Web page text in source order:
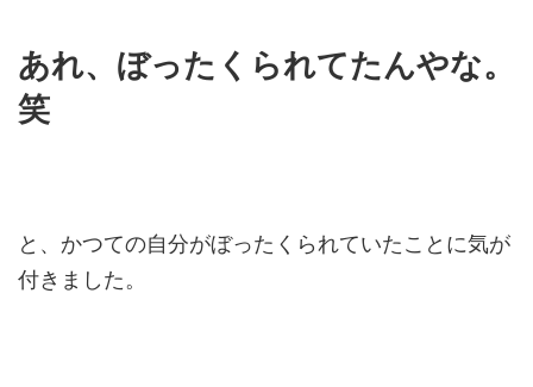
あれ、ぼったくられてたんやな。
笑
と、かつての自分がぼったくられていたことに気が
付きました。